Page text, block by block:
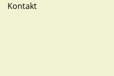
Kontakt